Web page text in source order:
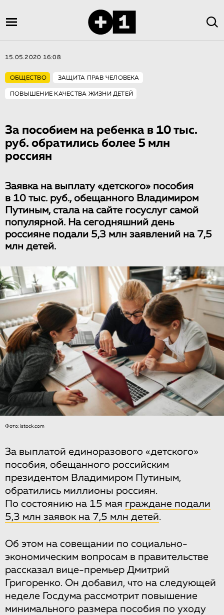
15.05.2020 16:08
ОБЩЕСТВО ЗАЩИТА ПРАВ ЧЕЛОВЕКА
ПОВЫШЕНИЕ КАЧЕСТВА ЖИЗНИ ДЕТЕЙ
За пособием на ребенка в 10 тыс.
руб. обратились более 5 млн
россиян
Заявка на выплату «детского» пособия
в 10 тыс. руб., обещанного Владимиром
Путиным, стала на сайте госуслуг самой
популярной. На сегодняшний день
россияне подали 5,3 млн заявлений на 7,5
млн детей.
Фото: istock.com
За выплатой единоразового «детского»
пособия, обещанного российским
президентом Владимиром Путиным,
обратились миллионы россиян.
По состоянию на 15 мая граждане подали
5,3 млн заявок на 7,5 млн детей.
Об этом на совещании по социально-
экономическим вопросам в правительстве
рассказал вице-премьер Дмитрий
Григоренко. Он добавил, что на следующей
неделе Госдума рассмотрит повышение
минимального размера пособия по уходу